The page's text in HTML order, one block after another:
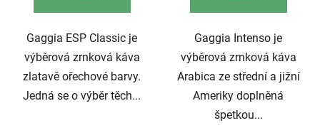
Gaggia ESP Classic je
výběrová zrnková káva
zlatavě ořechové barvy.
Jedná se o výběr těch...
Gaggia Intenso je
výběrová zrnková káva
Arabica ze střední a jižní
Ameriky doplněná
špetkou...